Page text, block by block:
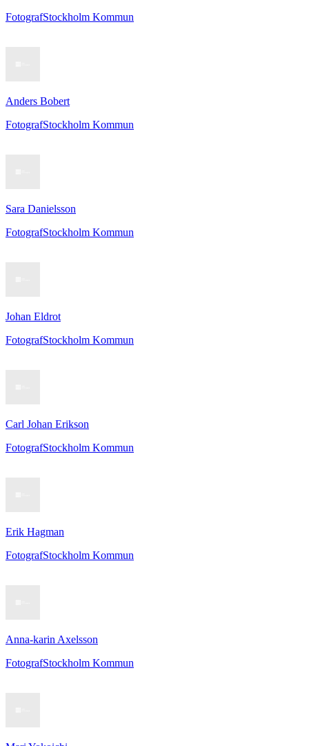
FotografStockholm Kommun
Anders Bobert
FotografStockholm Kommun
Sara Danielsson
FotografStockholm Kommun
Johan Eldrot
FotografStockholm Kommun
Carl Johan Erikson
FotografStockholm Kommun
Erik Hagman
FotografStockholm Kommun
Anna-karin Axelsson
FotografStockholm Kommun